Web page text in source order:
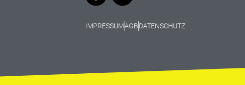
IMPRESSUMAGBDATENSCHUTZ